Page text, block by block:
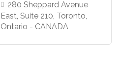
280 Sheppard Avenue
East, Suite 210, Toronto,
Ontario - CANADA